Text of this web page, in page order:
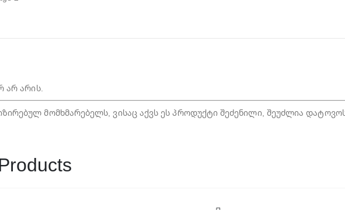
არ არის.
მომხმარებელს, ვისაც აქვს ეს პროდუქტი შეძენილი, შეუძლია